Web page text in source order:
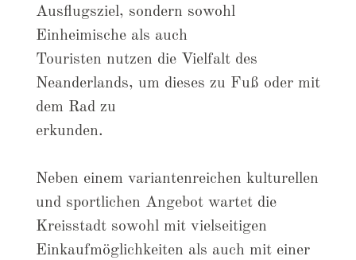
Ausflugsziel, sondern sowohl
Einheimische als auch
Touristen nutzen die Vielfalt des
Neanderlands, um dieses zu Fuß oder mit
dem Rad zu
erkunden.
Neben einem variantenreichen kulturellen
und sportlichen Angebot wartet die
Kreisstadt sowohl mit vielseitigen
Einkaufmöglichkeiten als auch mit einer